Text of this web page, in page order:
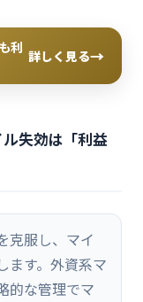
利 詳しく見る→
失効は「利益
克服し、マイ
ます。外資系マ
的な管理でマ